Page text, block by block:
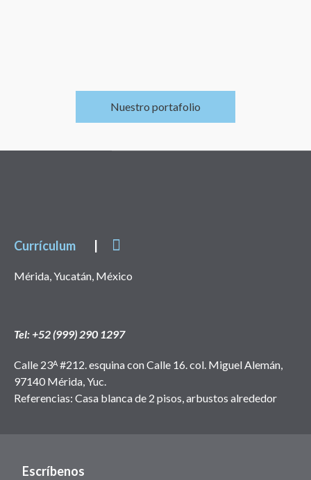
Nuestro portafolio
Currículum
Mérida, Yucatán, México
Tel: +52 (999) 290 1297
Calle 23ᴬ #212. esquina con Calle 16. col. Miguel Alemán,
97140 Mérida, Yuc.
Referencias: Casa blanca de 2 pisos, arbustos alrededor
Escríbenos